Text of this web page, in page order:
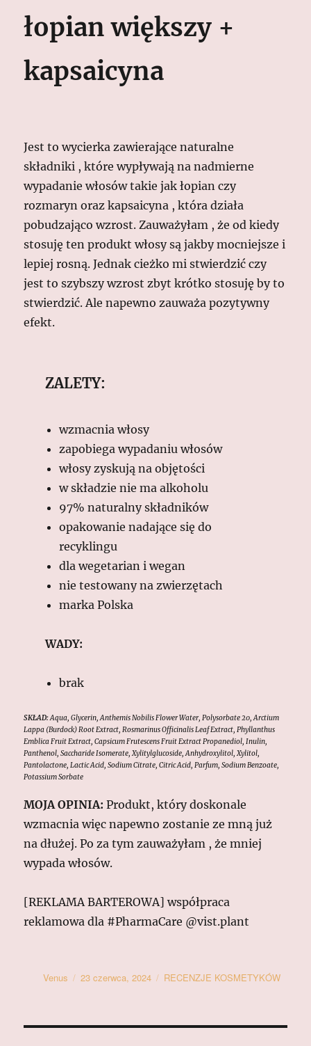
łopian większy +
kapsaicyna
Jest to wycierka zawierające naturalne
składniki , które wypływają na nadmierne
wypadanie włosów takie jak łopian czy
rozmaryn oraz kapsaicyna , która działa
pobudzająco wzrost. Zauważyłam , że od kiedy
stosuję ten produkt włosy są jakby mocniejsze i
lepiej rosną. Jednak cieżko mi stwierdzić czy
jest to szybszy wzrost zbyt krótko stosuję by to
stwierdzić. Ale napewno zauważa pozytywny
efekt.
ZALETY:
wzmacnia włosy
zapobiega wypadaniu włosów
włosy zyskują na objętości
w składzie nie ma alkoholu
97% naturalny składników
opakowanie nadające się do
recyklingu
dla wegetarian i wegan
nie testowany na zwierzętach
marka Polska
WADY:
brak
SKŁAD:Aqua, Glycerin, Anthemis Nobilis Flower Water, Polysorbate 20, Arctium
Lappa (Burdock) Root Extract, Rosmarinus Officinalis Leaf Extract, Phyllanthus
Emblica Fruit Extract, Capsicum Frutescens Fruit Extract Propanediol, Inulin,
Panthenol, Saccharide Isomerate, Xylitylglucoside, Anhydroxylitol, Xylitol,
Pantolactone, Lactic Acid, Sodium Citrate, Citric Acid, Parfum, Sodium Benzoate,
Potassium Sorbate
MOJA OPINIA: Produkt, który doskonale
wzmacnia więc napewno zostanie ze mną już
na dłużej. Po za tym zauważyłam , że mniej
wypada włosów.
[REKLAMA BARTEROWA] współpraca
reklamowa dla #PharmaCare @vist.plant
Autor
Venus
Data
23 czerwca, 2024 Kategorie
RECENZJE KOSMETYKÓW